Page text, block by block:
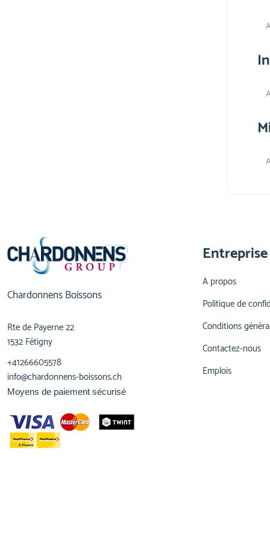
Chardonnens Boissons
Rte de Payerne 22
1532 Fétigny
+41266605578
info@chardonnens-boissons.ch
Entreprise
A propos
Politique de
Conditions
Contactez-nous
Emplois
Moyens de paiement sécurisé